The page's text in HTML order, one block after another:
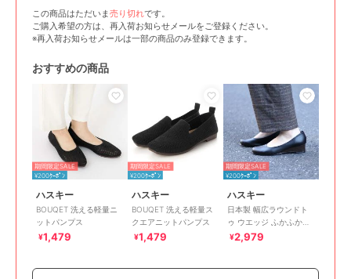
この商品はただいま売り切れです。
ご購入希望の方は、再入荷お知らせメールをご登録ください。
※再入荷お知らせメールは一部の商品のみ登録できます。
おすすめの商品
期間限定SALE
¥200ｸｰﾎﾟﾝ
ハスキー
BOUQET 洗える軽量ニ
ットパンプス
¥1,479
期間限定SALE
¥200ｸｰﾎﾟﾝ
ハスキー
BOUQET 洗える軽量ス
クエアニットパンプス
¥1,479
期間限定SALE
¥200ｸｰﾎﾟﾝ
ハスキー
日本製 幅広ラウンドト
ゥ ウエッジ ふかふかイ
ンソールパンプス
¥2,979